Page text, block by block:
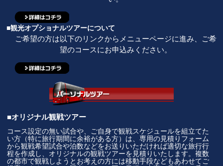
■観光オプショナルツアーについて
ご希望の方は以下のリンクからメニューページに進み、ご希
望のコースにお申込みください。
■オリジナル観戦ツアー
コース設定の無い試合や、ご自身で観戦スケジュールを組立てた
い方（特に旅行期間に余裕がある方）は、専用の見積りフォーム
から観戦希望試合や泊数などをお送りいただければ適切な旅行行
程を作成し、オリジナルの観戦ツアーを見積りいたします。複数
の都市で観戦しようとお考えの方には移動手段などもあわせてご